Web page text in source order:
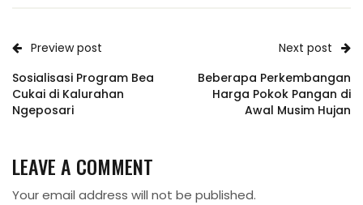
Preview post
Sosialisasi Program Bea
Cukai di Kalurahan
Ngeposari
Next post
Beberapa Perkembangan
Harga Pokok Pangan di
Awal Musim Hujan
LEAVE A COMMENT
Your email address will not be published.